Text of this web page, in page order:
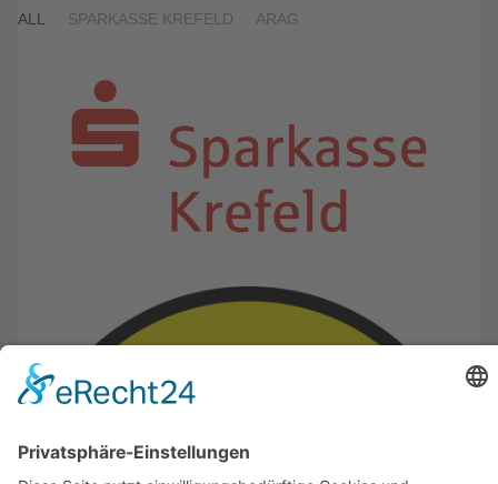
ALL SPARKASSE KREFELD ARAG